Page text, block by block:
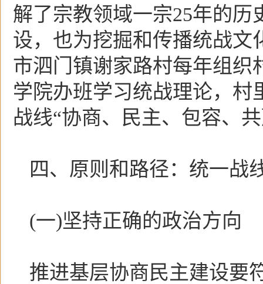
解了宗教领域一宗25年的
设，也为挖掘和传播统战文
市泗门镇谢家路村每年组织
学院办班学习统战理论，村
战线“协商、民主、包容、
四、原则和路径：统一战
(一)坚持正确的政治方向
推进基层协商民主建设要